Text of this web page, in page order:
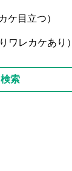
ケ目立つ）
ワレカケあり）